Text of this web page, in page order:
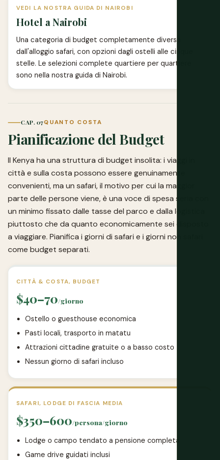
VEDI LA NOSTRA GUIDA DI NAIROBI
Hotel a Nairobi
Una categoria di budget completamente diversa
dall'alloggio safari, con opzioni dagli ostelli alle cinque
stelle. Le selezioni complete quartiere per quartiere
sono nella nostra guida di Nairobi.
CAP. 07QUANTO COSTA
Pianificazione del Budget
Il Kenya ha una struttura di budget insolita: i viaggi in
città e sulla costa possono essere genuinamente
convenienti, ma un safari, il motivo per cui la maggior
parte delle persone viene, è una voce di spesa seria con
un minimo fissato dalle tasse del parco e dalla logistica
piuttosto che da quanto economicamente sei disposto
a viaggiare. Pianifica i giorni di safari e i giorni non safari
come budget separati.
CITTÀ & COSTA, BUDGET
$40–70/giorno
Ostello o guesthouse economica
Pasti locali, trasporto in matatu
Attrazioni cittadine gratuite o a basso costo
Nessun giorno di safari incluso
SAFARI, LODGE DI FASCIA MEDIA
$350–600/persona/giorno
Lodge o campo tendato a pensione completa
Game drive guidati inclusi